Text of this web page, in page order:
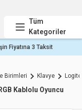
Tüm
Kategoriler
Fiyatına 3 Taksit
Birimleri Klavye
Kablolu Oyuncu